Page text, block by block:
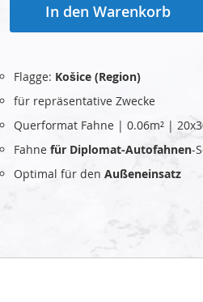
In den Warenkorb
Flagge: Košice (Region)
für repräsentative Zwecke
Querformat Fahne | 0.06m² |
Fahne für Diplomat-Autofahnen-
Optimal für den Außeneinsatz